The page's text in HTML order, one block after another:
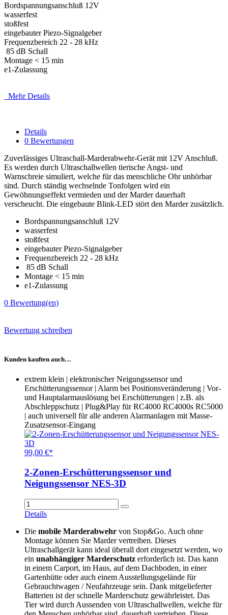
Bordspannungsanschluß 12V
wasserfest
stoßfest
eingebauter Piezo-Signalgeber
Frequenzbereich 22 - 28 kHz
85 dB Schall
Montage < 15 min
e1-Zulassung
Mehr Details
Details
0 Bewertungen
Zuverlässiges Ultraschall-Marderabwehr-Gerät mit 12V Anschluß.
Es werden durch Ultraschallwellen tierische Angst- und
Warnschreie simuliert, welche für das menschliche Ohr unhörbar
sind. Durch ständig wechselnde Tonfolgen wird ein
Gewöhnungseffekt vermieden und der Marder dauerhaft
verscheucht. Die eingebaute Blink-LED stört den Marder zusätzlich.
Bordspannungsanschluß 12V
wasserfest
stoßfest
eingebauter Piezo-Signalgeber
Frequenzbereich 22 - 28 kHz
85 dB Schall
Montage < 15 min
e1-Zulassung
0 Bewertung(en)
Bewertung schreiben
Kunden kauften auch…
extrem klein | elektronischer Neigungssensor und
Erschütterungssensor | Alarm bei Positionsveränderung | Vor-
und Hauptalarmauslösung bei Erschütterungen | z.B. als
Abschleppschutz | Plug&Play für RC4000 RC4000s RC5000
| auch universell für alle anderen Alarmanlagen mit Masse-
Zusatzsensor-Eingang
99,00 €*
2-Zonen-Erschütterungssensor und
Neigungssensor NES-3D
Details
Die mobile Marderabwehr von Stop&Go. Auch ohne
Montage können Sie Marder vertreiben. Dieses
Ultraschallgerät kann ideal überall dort eingesetzt werden, wo
ein unabhängiger Marderschutz erforderlich ist. Das kann
in einem Carport, im Haus, auf dem Dachboden, in einer
Gartenhütte oder auch einem Ausstellungsgelände für
Gebrauchtwagen / Neufahrzeuge sein. Dank mitgelieferter
Batterien ist der schnelle Marderschutz gewährleistet. Das
Tier wird durch Aussenden von Ultraschallwellen, welche für